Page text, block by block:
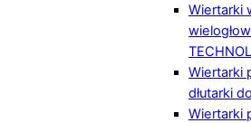
Wiertarki
Wiertarki
dłutarki
Wiertarki